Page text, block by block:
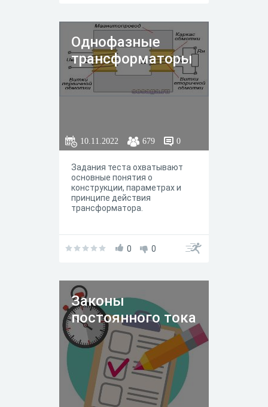
Однофазные
трансформаторы
10.11.2022 679 0
Задания теста охватывают
основные понятия о
конструкции, параметрах и
принципе действия
трансформатора.
0 0
Законы
постоянного тока